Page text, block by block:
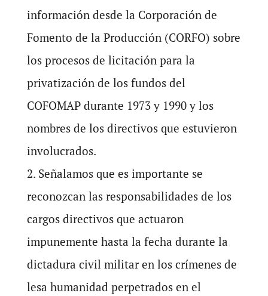
información desde la Corporación de
Fomento de la Producción (CORFO) sobre
los procesos de licitación para la
privatización de los fundos del
COFOMAP durante 1973 y 1990 y los
nombres de los directivos que estuvieron
involucrados.
2. Señalamos que es importante se
reconozcan las responsabilidades de los
cargos directivos que actuaron
impunemente hasta la fecha durante la
dictadura civil militar en los crímenes de
lesa humanidad perpetrados en el